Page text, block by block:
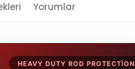
Yorumlar
HEAVY DUTY ROD PROTECTION